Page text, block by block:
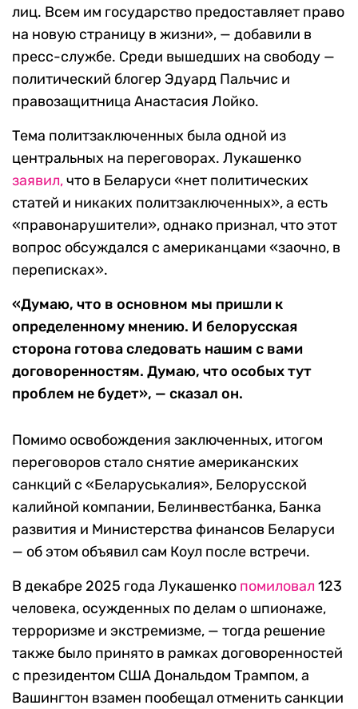
лиц. Всем им государство предоставляет право
на новую страницу в жизни», — добавили в
пресс-службе. Среди вышедших на свободу —
политический блогер Эдуард Пальчис и
правозащитница Анастасия Лойко.
Тема политзаключенных была одной из
центральных на переговорах. Лукашенко
заявил,что в Беларуси «нет политических
статей и никаких политзаключенных», а есть
«правонарушители», однако признал, что этот
вопрос обсуждался с американцами «заочно, в
переписках».
«Думаю, что в основном мы пришли к
определенному мнению. И белорусская
сторона готова следовать нашим с вами
договоренностям. Думаю, что особых тут
проблем не будет», — сказал он.
Помимо освобождения заключенных, итогом
переговоров стало снятие американских
санкций с «Беларуськалия», Белорусской
калийной компании, Белинвестбанка, Банка
развития и Министерства финансов Беларуси
— об этом объявил сам Коул после встречи.
В декабре 2025 года Лукашенко помиловал 123
человека, осужденных по делам о шпионаже,
терроризме и экстремизме, — тогда решение
также было принято в рамках договоренностей
с президентом США Дональдом Трампом, а
Вашингтон взамен пообещал отменить санкции